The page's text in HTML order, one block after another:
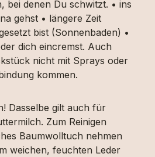
bei denen Du schwitzt. • ins
gehst • längere Zeit
bist (Sonnenbaden) •
dich eincremst. Auch
nicht mit Sprays oder
kommen.
Dasselbe gilt auch für
Zum Reinigen
Baumwolltuch nehmen
weichen, feuchten Leder